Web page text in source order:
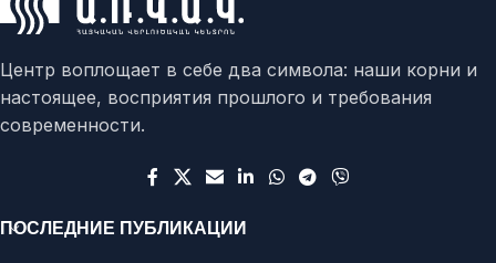
Центр воплощает в себе два символа: наши корни и
настоящее, восприятия прошлого и требования
современности.
ПОСЛЕДНИЕ ПУБЛИКАЦИИ